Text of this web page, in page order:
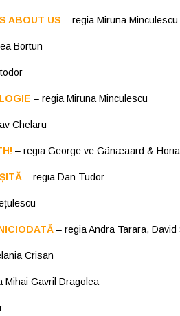
ABOUT US – regia Miruna Minculescu
Bortun
– regia Miruna Minculescu
Chelaru
– regia George ve Gänæaard &
– regia Dan Tudor
– regia Andra Tarara, David
Crisan
Mihai Gavril Dragolea